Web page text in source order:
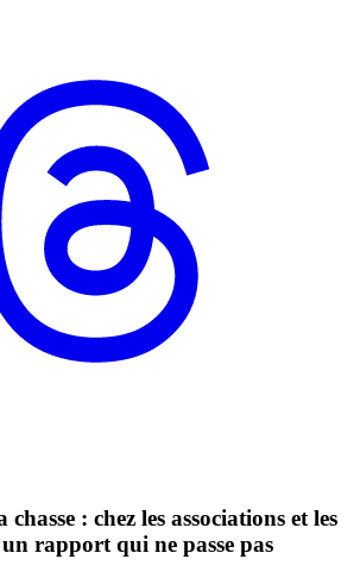
: chez les associations et les
un rapport qui ne passe pas